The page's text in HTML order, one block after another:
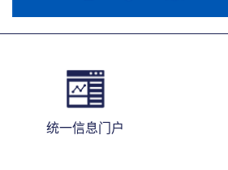
统一信息门户